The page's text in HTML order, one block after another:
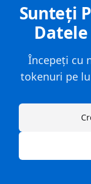
Sunteți
Începeți cu
tokenuri pe